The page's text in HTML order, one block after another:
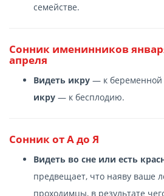
семействе.
Сонник именинников
апреля
Видеть икру — к беременной
икру — к бесплодию.
Сонник от А до Я
Видеть во сне или есть
предвещает, что наяву ваше
проходимцы, в результате